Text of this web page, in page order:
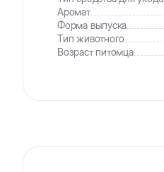
Аромат
Форма выпуска
Тип животного
Возраст питомца